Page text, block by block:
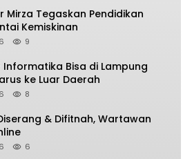
Mirza Tegaskan Pendidikan
Kemiskinan
9
Informatika Bisa di Lampung
ke Luar Daerah
8
& Difitnah, Wartawan
6